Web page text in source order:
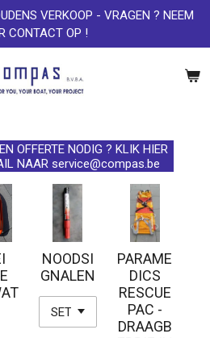
VERKOOP - VRAGEN ? NEEM
CONTACT OP !
OFFERTE NODIG ? KLIK HIER
NAAR service@compas.be
NOODSI
GNALEN
PARAME
DICS
RESCUE
PAC -
DRAAGB